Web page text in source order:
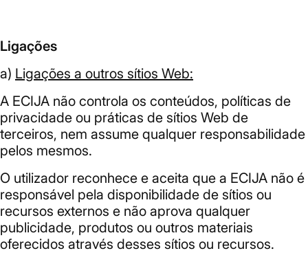
Ligações
a) Ligações a outros sítios Web:
A ECIJA não controla os conteúdos, políticas de
privacidade ou práticas de sítios Web de
terceiros, nem assume qualquer responsabilidade
pelos mesmos.
O utilizador reconhece e aceita que a ECIJA não é
responsável pela disponibilidade de sítios ou
recursos externos e não aprova qualquer
publicidade, produtos ou outros materiais
oferecidos através desses sítios ou recursos.